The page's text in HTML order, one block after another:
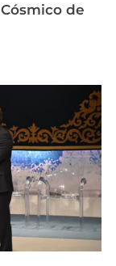
de